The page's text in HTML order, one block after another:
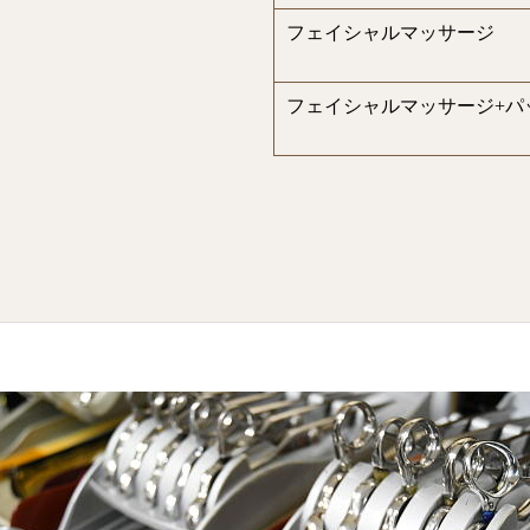
フェイシャルマッサージ
フェイシャルマッサージ+パ